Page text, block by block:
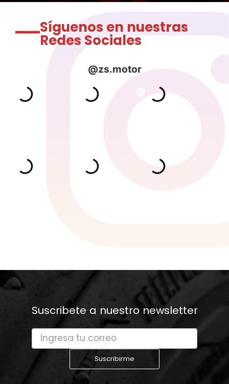
Síguenos en nuestras
Redes Sociales
Suscribete a nuestro newsletter
Suscribirme